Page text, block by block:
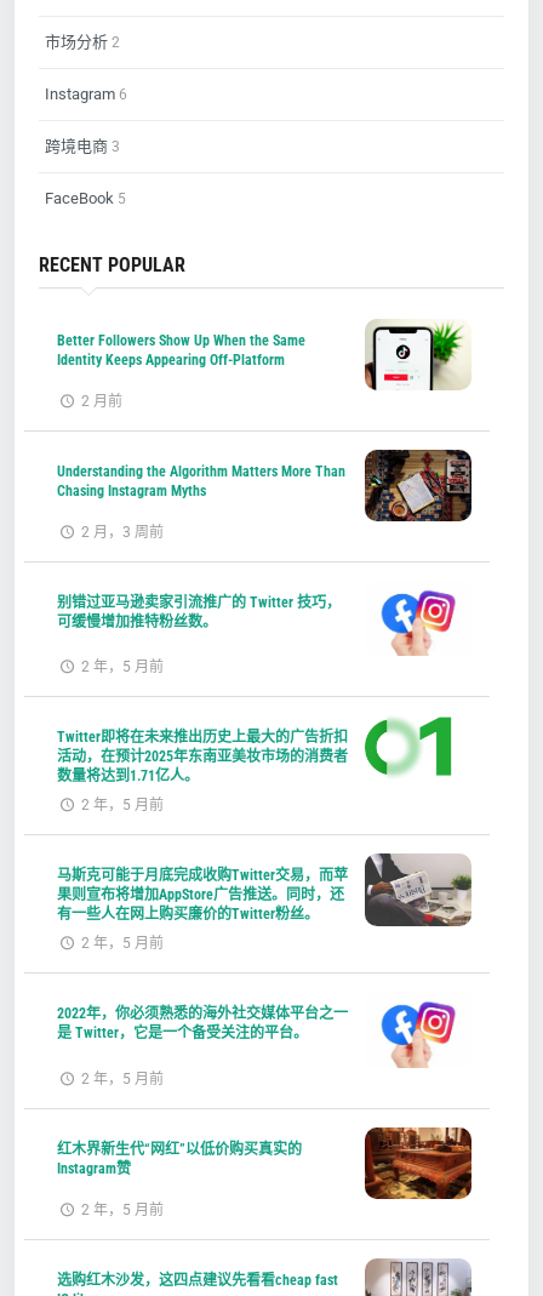
市场分析 2
Instagram 6
跨境电商 3
FaceBook 5
RECENT POPULAR
Better Followers Show Up When the Same
Identity Keeps Appearing Off-Platform
2 月前
Understanding the Algorithm Matters More Than
Chasing Instagram Myths
2 月，3 周前
别错过亚马逊卖家引流推广的 Twitter 技巧，
可缓慢增加推特粉丝数。
2 年，5 月前
Twitter即将在未来推出历史上最大的广告折扣
活动，在预计2025年东南亚美妆市场的消费者
数量将达到1.71亿人。
2 年，5 月前
马斯克可能于月底完成收购Twitter交易，而苹
果则宣布将增加AppStore广告推送。同时，还
有一些人在网上购买廉价的Twitter粉丝。
2 年，5 月前
2022年，你必须熟悉的海外社交媒体平台之一
是 Twitter，它是一个备受关注的平台。
2 年，5 月前
红木界新生代“网红”以低价购买真实的
Instagram赞
2 年，5 月前
选购红木沙发，这四点建议先看看cheap fast